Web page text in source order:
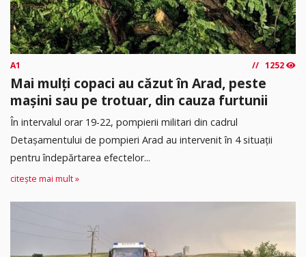
A1 1252
Mai mulți copaci au căzut în Arad, peste
mașini sau pe trotuar, din cauza furtunii
În intervalul orar 19-22, pompierii militari din cadrul
Detașamentului de pompieri Arad au intervenit în 4 situații
pentru îndepărtarea efectelor...
citește mai mult »